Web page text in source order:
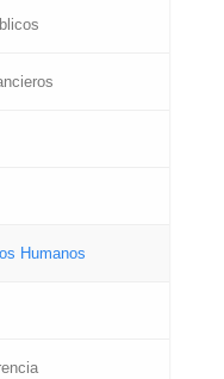
Humanos